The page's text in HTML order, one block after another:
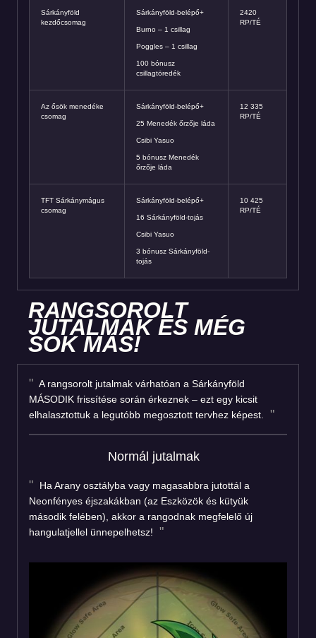
Sárkányföld
kezdőcsomag
Sárkányföld-belépő+
Burno – 1 csillag
Poggles – 1 csillag
100 bónusz
csillagtöredék
2420
RP/TÉ
Az ősök menedéke
csomag
Sárkányföld-belépő+
25 Menedék őrzője láda
Csibi Yasuo
5 bónusz Menedék
őrzője láda
12 335
RP/TÉ
TFT Sárkánymágus
csomag
Sárkányföld-belépő+
16 Sárkányföld-tojás
Csibi Yasuo
3 bónusz Sárkányföld-
tojás
10 425
RP/TÉ
RANGSOROLT
JUTALMAK ÉS MÉG
SOK MÁS!
A rangsorolt jutalmak várhatóan a Sárkányföld
MÁSODIK frissítése során érkeznek – ezt egy kicsit
elhalasztottuk a legutóbb megosztott tervhez képest.
Normál jutalmak
Ha Arany osztályba vagy magasabbra jutottál a
Neonfényes éjszakákban (az Eszközök és kütyük
második felében), akkor a rangodnak megfelelő új
hangulatjellel ünnepelhetsz!